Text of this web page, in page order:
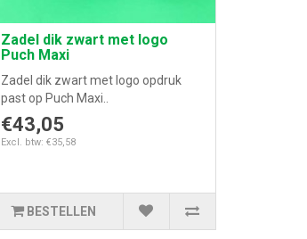
Zadel dik zwart met logo
Puch Maxi
Zadel dik zwart met logo opdruk
past op Puch Maxi..
€43,05
Excl. btw: €35,58
BESTELLEN